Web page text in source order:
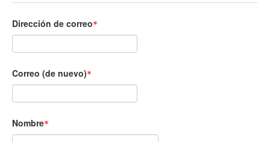
Dirección de correo
Correo (de nuevo)
Nombre